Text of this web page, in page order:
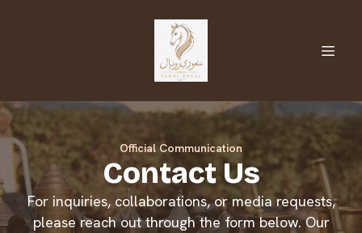
Official Communication
Contact Us
For inquiries, collaborations, or media requests,
please reach out through the form below. Our